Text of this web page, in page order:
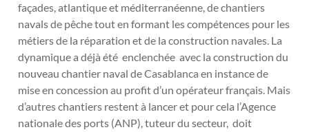
façades, atlantique et méditerranéenne, de chantiers
navals de pêche tout en formant les compétences pour les
métiers de la réparation et de la construction navales. La
dynamique a déjà été enclenchée avec la construction du
nouveau chantier naval de Casablanca en instance de
mise en concession au profit d’un opérateur français. Mais
d’autres chantiers restent à lancer et pour cela l’Agence
nationale des ports (ANP), tuteur du secteur, doit